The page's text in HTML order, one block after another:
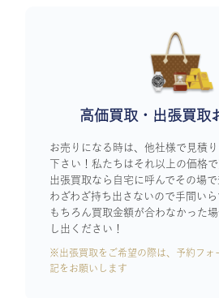
高価買取・出張買取
お売りになる時は、他社様で見積
下さい！私たちはそれ以上の価格で
出張買取なら自宅に呼んでその場で
わざわざ持ち出さないので手間いら
もちろん買取金額が合わなかった
し出ください！
※出張買取をご希望の際は、予約フォ
記をお願いします